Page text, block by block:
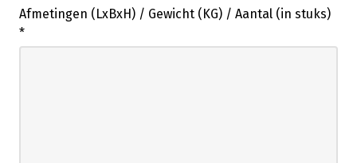
Afmetingen (LxBxH) / Gewicht (KG) / Aantal (in stuks)
*